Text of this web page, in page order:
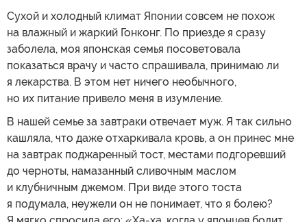
Сухой и холодный климат Японии совсем не похож
на влажный и жаркий Гонконг. По приезде я сразу
заболела, моя японская семья посоветовала
показаться врачу и часто спрашивала, принимаю ли
я лекарства. В этом нет ничего необычного,
но их питание привело меня в изумление.
В нашей семье за завтраки отвечает муж. Я так сильно
кашляла, что даже отхаркивала кровь, а он принес мне
на завтрак поджаренный тост, местами подгоревший
до черноты, намазанный сливочным маслом
и клубничным джемом. При виде этого тоста
я подумала, неужели он не понимает, что я болею?